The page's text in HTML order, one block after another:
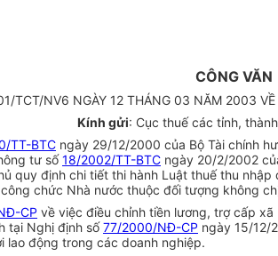
CÔNG VĂN
TCT/NV6 NGÀY 12 THÁNG 03 NĂM 2003
Kính gửi: Cục thuế các tỉnh,
TT-BTC ngày 29/12/2000 của Bộ Tài chính
tư số18/2002/TT-BTC ngày 20/2/2002
quy định chi tiết thi hành Luật thuế thu
chức Nhà nước thuộc đối tượng không
CP về việc điều chỉnh tiền lương, trợ cấp
tại Nghị định số77/2000/NĐ-CP ngày 15/12/
lao động trong các doanh nghiệp.